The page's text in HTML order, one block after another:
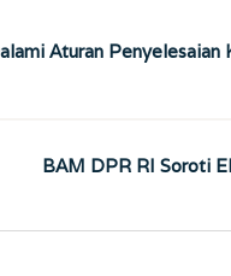
Aturan Penyelesaian
BAM DPR RI Soroti